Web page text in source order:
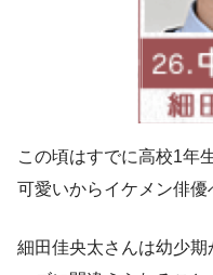
この頃はすでに高校1年
可愛いからイケメン俳優
細田佳央太さんは幼少